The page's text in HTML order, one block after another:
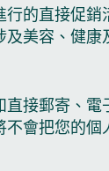
的直接促
美容、健
接郵寄、
會把您的